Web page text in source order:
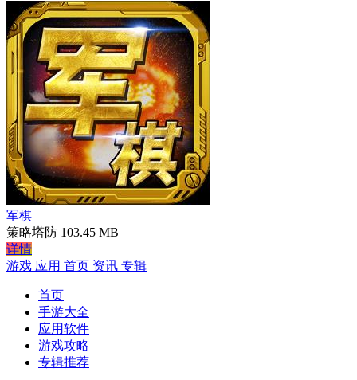
军棋
策略塔防 103.45 MB
详情
游戏 应用 首页 资讯 专辑
首页
手游大全
应用软件
游戏攻略
专辑推荐